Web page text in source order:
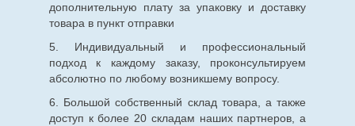
дополнительную плату за упаковку и доставку
товара в пункт отправки
5. Индивидуальный и профессиональный
подход к каждому заказу, проконсультируем
абсолютно по любому возникшему вопросу.
6. Большой собственный склад товара, а также
доступ к более 20 складам наших партнеров, а